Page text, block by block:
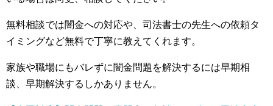
無料相談では闇金への対応や、司法書士の先生への依頼タ
イミングなど無料で丁寧に教えてくれます。
家族や職場にもバレずに闇金問題を解決するには早期相
談、早期解決するしかありません。